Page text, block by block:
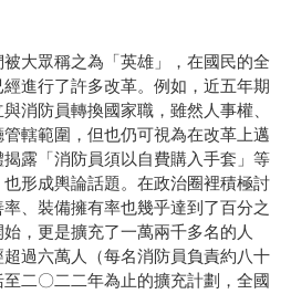
大眾稱之為「英雄」，在國民的全
進行了許多改革。例如，近五年期
消防員轉換國家職，雖然人事權、
轄範圍，但也仍可視為在改革上邁
露「消防員須以自費購入手套」等
形成輿論話題。在政治圈裡積極討
、裝備擁有率也幾乎達到了百分之
，更是擴充了一萬兩千多名的人
過六萬人（每名消防員負責約八十
二〇二二年為止的擴充計劃，全國